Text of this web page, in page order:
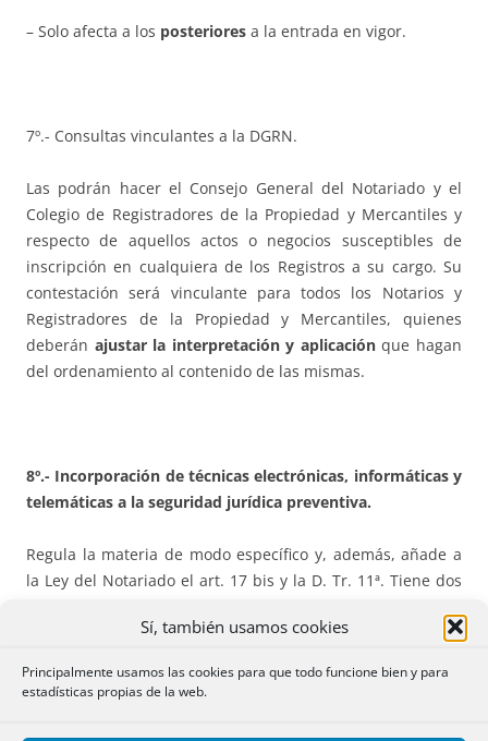
Sí, también usamos cookies
Principalmente usamos las cookies para que todo funcione bien y para
estadísticas propias de la web.
– Solo afecta a los posteriores a la entrada en vigor.
7º.- Consultas vinculantes a la DGRN.
Las podrán hacer el Consejo General del Notariado y el
Colegio de Registradores de la Propiedad y Mercantiles y
respecto de aquellos actos o negocios susceptibles de
inscripción en cualquiera de los Registros a su cargo. Su
contestación será vinculante para todos los Notarios y
Registradores de la Propiedad y Mercantiles, quienes
deberán ajustar la interpretación y aplicaciónque hagan
del ordenamiento al contenido de las mismas.
8º.- Incorporación de técnicas electrónicas, informáticas y
telemáticas a la seguridad jurídica preventiva.
Regula la materia de modo específico y, además, añade a
la Ley del Notariado el art. 17 bis y la D. Tr. 11ª. Tiene dos
electrónicapor parte de notarios y registradores en el